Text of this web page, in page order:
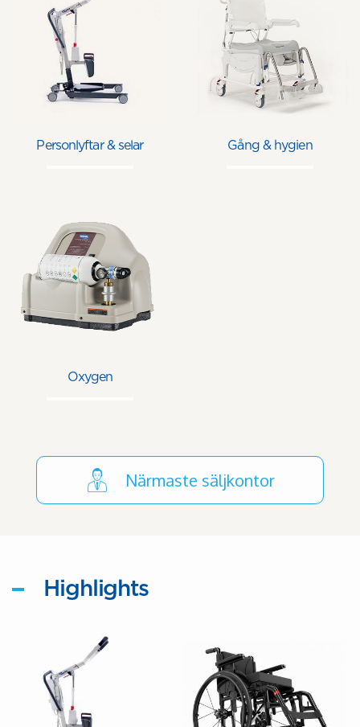
Personlyftar & selar Gång & hygien
Oxygen
Närmaste säljkontor
Highlights